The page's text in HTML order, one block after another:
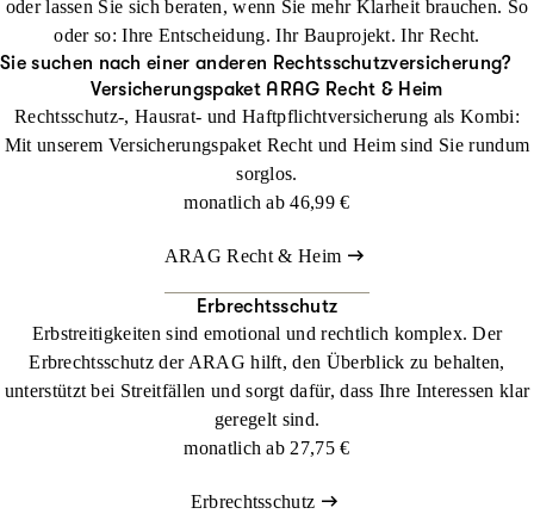
Zur Beratung vor Ort
Telefonisch unter 0211 9890-1436
Rufen Sie uns zum Ortstarif an oder lassen Sie sich kostenlos
zurückrufen. Gerne beraten wir Sie auch telefonisch rund um
den Bauherren-Rechtsschutz und die passende Absicherung.
oder lassen Sie sich beraten, wenn Sie mehr Klarheit brauchen. So
oder so: Ihre Entscheidung. Ihr Bauprojekt. Ihr Recht.
Sie suchen nach einer anderen Rechtsschutzversicherung?
Versicherungspaket ARAG Recht & Heim
Rechtsschutz-, Hausrat- und Haftpflichtversicherung als Kombi:
Mit unserem Versicherungspaket Recht und Heim sind Sie rundum
sorglos.
monatlich ab 46,99 €
ARAG Recht & Heim
Erbrechtsschutz
Erbstreitigkeiten sind emotional und rechtlich komplex. Der
Erbrechtsschutz der ARAG hilft, den Überblick zu behalten,
unterstützt bei Streitfällen und sorgt dafür, dass Ihre Interessen klar
geregelt sind.
monatlich ab 27,75 €
Erbrechtsschutz